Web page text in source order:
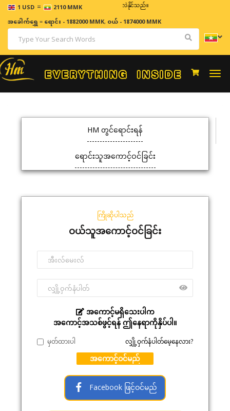
1 USD = 2110 MMK
ဈေးနှုန်းများသည် အချိန်နှင့် အမျှပြောင်းလဲနိုင်သည်။
အခေါက်ရွှေ=ရောင်း - 1882000 MMK, ဝယ် - 1874000 MMK
HM တွင်ရောင်းရန်
ရောင်းသူအကောင့်ဝင်ခြင်း
ကြိုဆိုပါသည်
ဝယ်သူအကောင့်ဝင်ခြင်း
အကောင့်မရှိသေးပါက
အကောင့်အသစ်ဖွင့်ရန် ဤနေရာကိုနှိပ်ပါ။
မှတ်ထားပါ လျှို့ဝှက်နံပါတ်မေ့နေလား?
အကောင့်ဝင်မည်
Facebook ဖြင့်ဝင်မည်